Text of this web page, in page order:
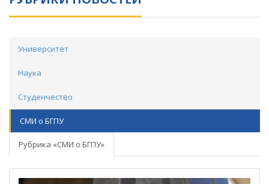
Университет
Наука
Студенчество
СМИ о БГПУ
Рубрика «СМИ о БГПУ»